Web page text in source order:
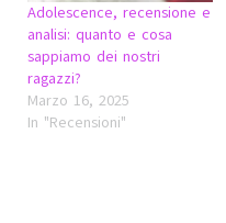
Adolescence, recensione e
analisi: quanto e cosa
sappiamo dei nostri
ragazzi?
Marzo 16, 2025
In "Recensioni"